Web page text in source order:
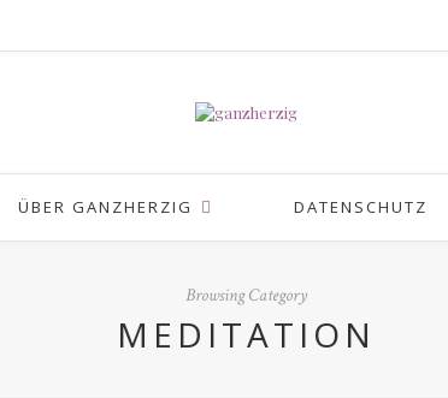
ÜBER GANZHERZIG DATENSCHUTZ
Browsing Category
MEDITATION